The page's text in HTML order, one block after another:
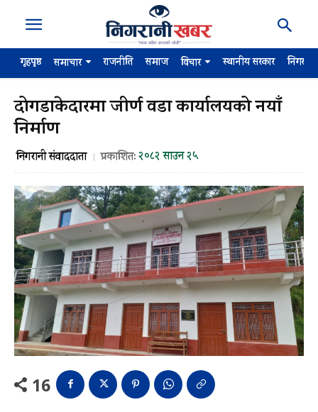
गृहपृष्ठ समाचार राजनीति समाज विचार स्थानीय सरकार
दोगडाकेदारमा जीर्ण वडा कार्यालयको नयाँ
निर्माण
निगरानी संवाददाता प्रकाशित:२०८२ साउन २५
16